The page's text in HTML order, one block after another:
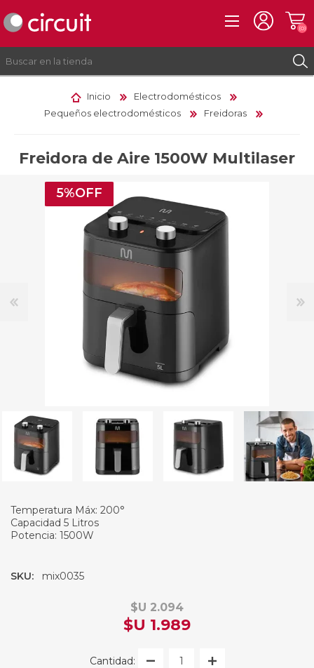
REGISTRO
(0)
Inicio
Electrodomésticos
Pequeños electrodomésticos
Freidoras
Freidora de Aire 1500W Multilaser
5%OFF
Temperatura Máx: 200°
Capacidad 5 Litros
Potencia: 1500W
SKU: mix0035
$U 2.094
$U 1.989
Cantidad: